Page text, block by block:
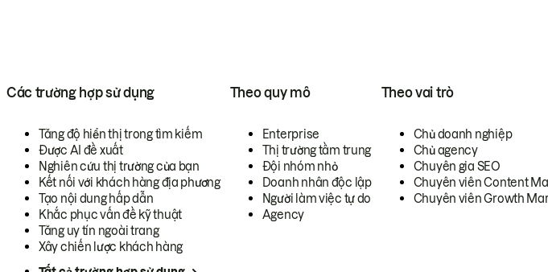
Các trường hợp sử dụng
Tăng độ hiển thị trong tìm kiếm
Được AI đề xuất
Nghiên cứu thị trường của bạn
Kết nối với khách hàng địa phương
Tạo nội dung hấp dẫn
Khắc phục vấn đề kỹ thuật
Tăng uy tín ngoài trang
Xây chiến lược khách hàng
Theo quy mô
Enterprise
Thị trường tầm trung
Đội nhóm nhỏ
Doanh nhân độc lập
Người làm việc tự do
Agency
Theo vai trò
Chủ doanh nghiệp
Chủ agency
Chuyên gia SEO
Chuyên viên Content
Chuyên viên Growth